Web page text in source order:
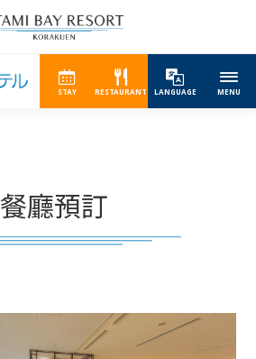
STAY RESTAURANT LANGUAGE MENU
餐廳預訂